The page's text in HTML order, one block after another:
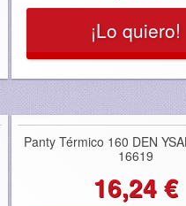
¡Lo quiero!
Panty Térmico 160 DEN
16619
16,24 €